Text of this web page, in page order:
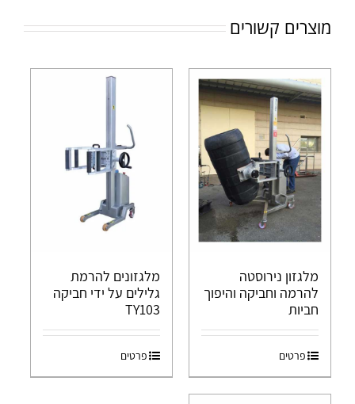
מוצרים קשורים
מלגזון נירוסטה
להרמה וחביקה והיפוך
חביות
פרטים
מלגזונים להרמת
גלילים על ידי חביקה
TY103
פרטים